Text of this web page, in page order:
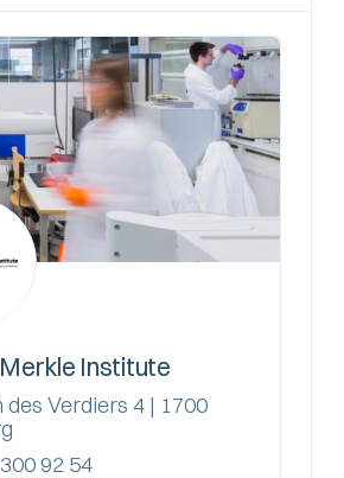
Institute
des Verdiers 4 | 1700
92 54